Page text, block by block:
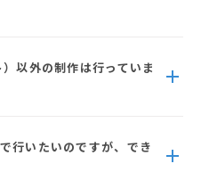
以外の制作は行っていま
行いたいのですが、でき